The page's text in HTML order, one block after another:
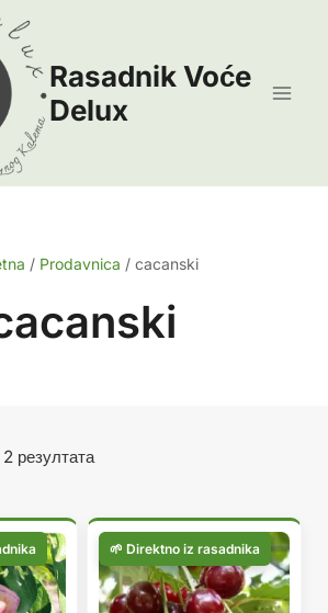
Rasadnik Voće
Delux
/ Prodavnica / cacanski
резултатаСортирано
популарности